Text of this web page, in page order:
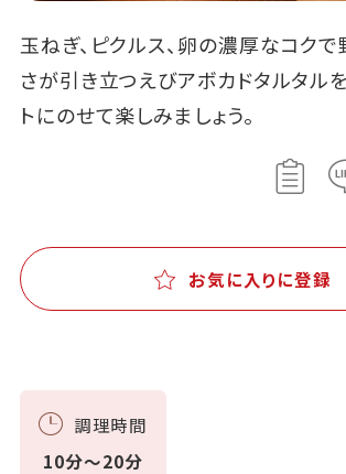
玉ねぎ、ピクルス、卵の濃厚なコク
さが引き立つえびアボカドタルタル
トにのせて楽しみましょう。
お気に入りに登録
調理時間
10分～20分